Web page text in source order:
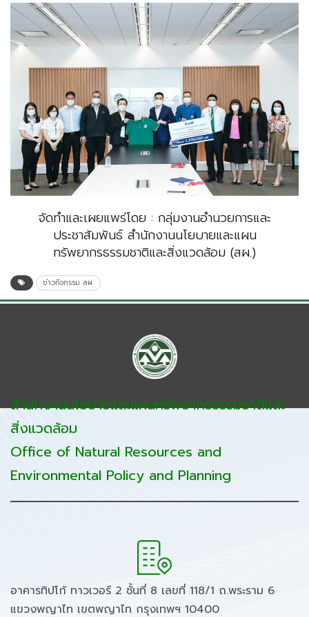
จัดทำและเผยแพร่โดย : กลุ่มงานอำนวยการและ
ประชาสัมพันธ์ สำนักงานนโยบายและแผน
ทรัพยากรธรรมชาติและสิ่งแวดล้อม (สผ.)
ข่าวกิจกรรม สผ.
สำนักงานนโยบายและแผนทรัพยากรธรรมชาติและ
สิ่งแวดล้อม
Office of Natural Resources and
Environmental Policy and Planning
อาคารทิปโก้ ทาวเวอร์ 2 ชั้นที่ 8 เลขที่ 118/1 ถ.พระราม 6
แขวงพญาไท เขตพญาไท กรุงเทพฯ 10400